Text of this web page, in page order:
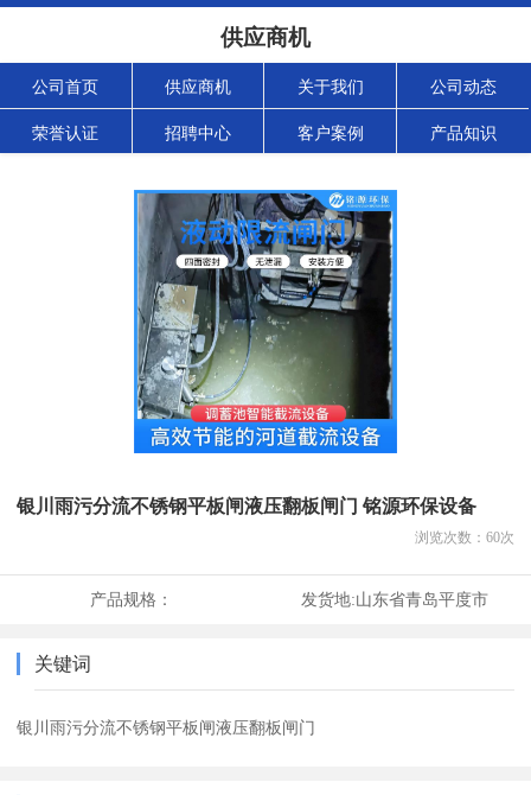
供应商机
公司首页 供应商机 关于我们 公司动态
荣誉认证 招聘中心 客户案例 产品知识
银川雨污分流不锈钢平板闸液压翻板闸门 铭源环保设备
浏览次数： 60次
产品规格： 发货地:山东省青岛平度市
关键词
银川雨污分流不锈钢平板闸液压翻板闸门